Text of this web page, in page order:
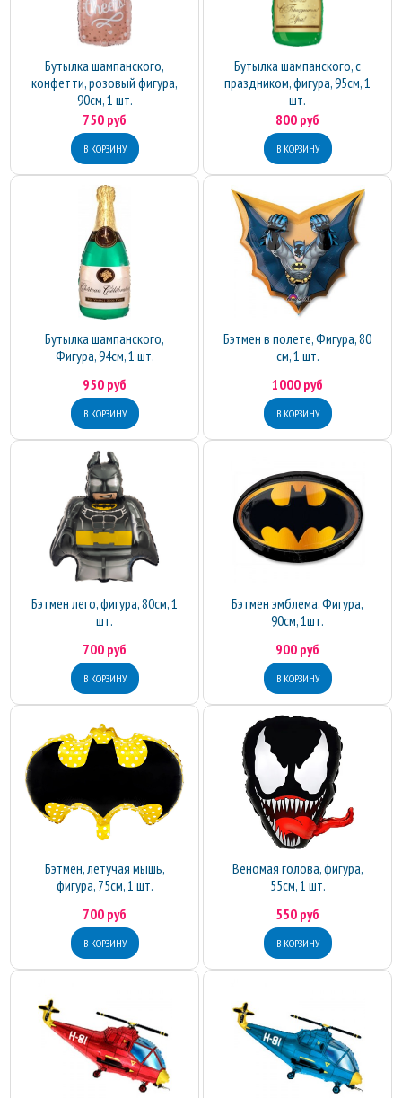
Бутылка шампанского,
конфетти, розовый фигура,
90см, 1 шт.
750 руб
Бутылка шампанского, с
праздником, фигура, 95см, 1
шт.
800 руб
Бутылка шампанского,
Фигура, 94см, 1 шт.
950 руб
Бэтмен в полете, Фигура, 80
см, 1 шт.
1000 руб
Бэтмен лего, фигура, 80см, 1
шт.
700 руб
Бэтмен эмблема, Фигура,
90см, 1шт.
900 руб
Бэтмен, летучая мышь,
фигура, 75см, 1 шт.
700 руб
Веномая голова, фигура,
55см, 1 шт.
550 руб